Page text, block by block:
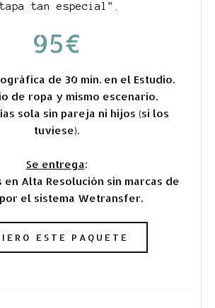
tan especial".
95€
de 30 min. en el Estudio.
de ropa y mismo escenario.
sola sin pareja ni hijos (si los
tuviese).
Se entrega:
en Alta Resolución sin marcas de
el sistema Wetransfer.
ESTE PAQUETE